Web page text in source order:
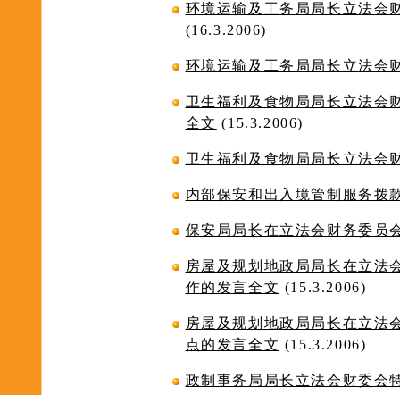
环境运输及工务局局长立法会
(16.3.2006)
环境运输及工务局局长立法会
卫生福利及食物局局长立法会
全文 (15.3.2006)
卫生福利及食物局局长立法会
内部保安和出入境管制服务拨
保安局局长在立法会财务委员
房屋及规划地政局局长在立法
作的发言全文 (15.3.2006)
房屋及规划地政局局长在立法
点的发言全文 (15.3.2006)
政制事务局局长立法会财委会